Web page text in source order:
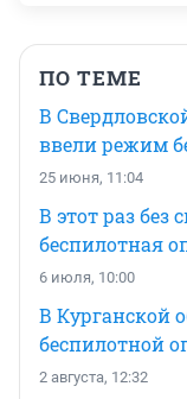
ПО ТЕМЕ
В
ввели режим
25 июня, 11:04
В этот раз без
беспилотная
6 июля, 10:00
В Курганской
беспилотной
2 августа, 12:32